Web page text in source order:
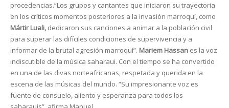
procedencias.”Los grupos y cantantes que iniciaron su trayectoria
en los críticos momentos posteriores a la invasión marroquí, como
Mártir Luali, dedicaron sus canciones a animar a la población civil
para superar las difíciles condiciones de supervivencia y a
informar de la brutal agresión marroquí”. Mariem Hassan es la voz
indiscutible de la música saharaui. Con el tiempo se ha convertido
en una de las divas norteafricanas, respetada y querida en la
escena de las músicas del mundo. “Su impresionante voz es
fuente de consuelo, aliento y esperanza para todos los